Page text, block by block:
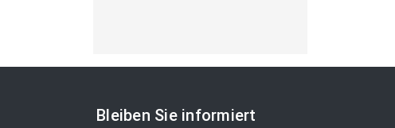
Bleiben Sie informiert